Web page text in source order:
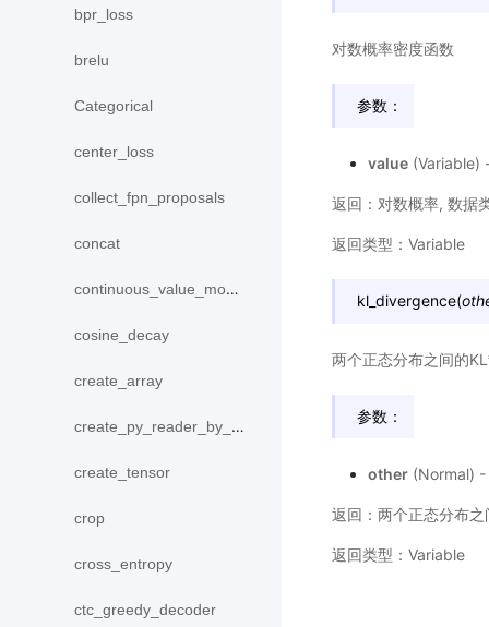
bpr_loss
brelu
Categorical
center_loss
collect_fpn_proposals
concat
continuous_value_model
cosine_decay
create_array
create_py_reader_by_data
create_tensor
crop
cross_entropy
ctc_greedy_decoder
对数概率密度函数
参数：
value(Variable)
返回：对数概率, 数据
返回类型：Variable
kl_divergence(
两个正态分布之间的
参数：
other(Normal) -
返回：两个正态分布
返回类型：Variable